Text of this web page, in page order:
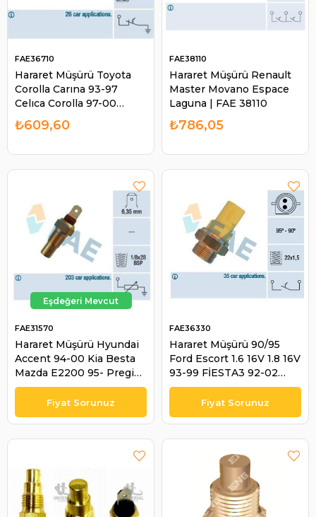
Hararet Müşürü Toyota
Corolla Carına 93-97
Celıca Corolla 97-00
Beyaz Soket | FAE 36710
FAE36710
₺609,60
Hararet Müşürü Renault
Master Movano Espace
Laguna | FAE 38110
FAE38110
₺786,05
Hararet Müşürü Hyundai
Accent 94-00 Kia Besta
Mazda E2200 95- Pregio
04- Frontera | FAE 31570
FAE31570
Hararet Müşürü 90/95
Ford Escort 1.6 16V 1.8 16V
93-99 FİESTA3 92-02
Klimasız | FAE 36330
FAE36330